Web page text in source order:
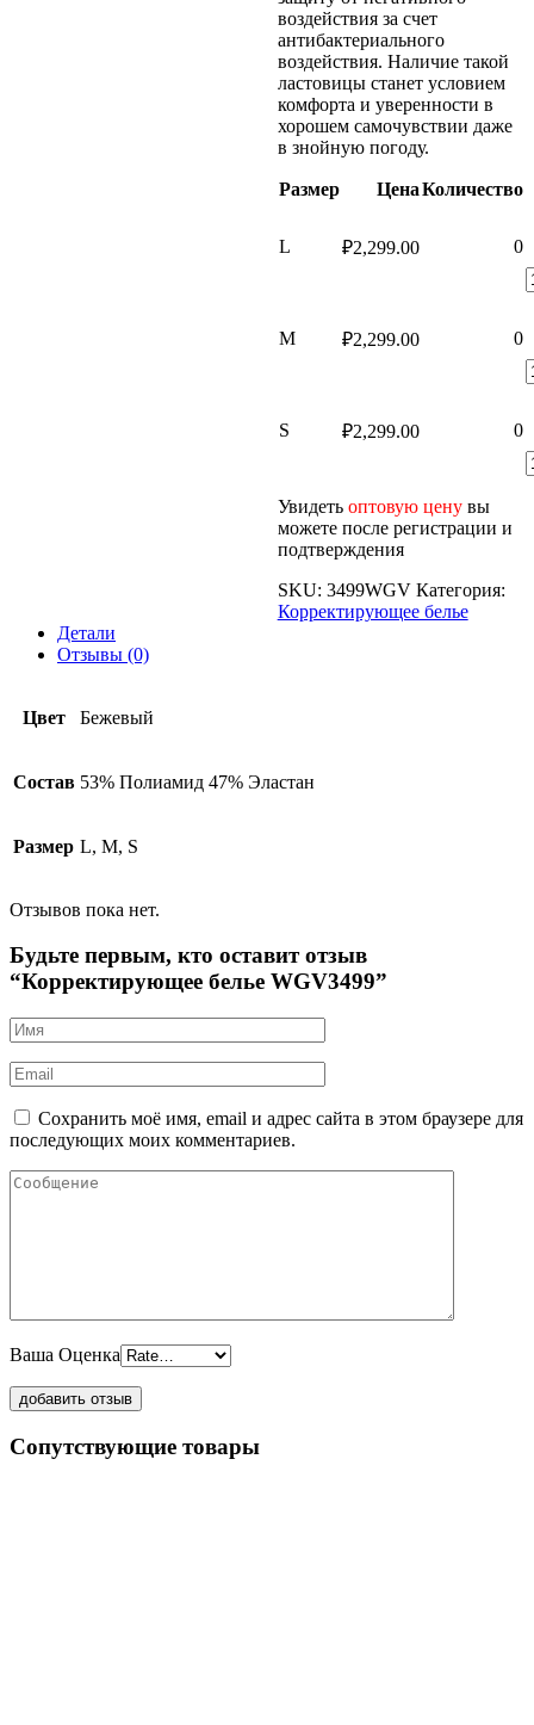
воздействия за счет
антибактериального
воздействия. Наличие такой
ластовицы станет условием
комфорта и уверенности в
хорошем самочувствии даже
в знойную погоду.
Размер ЦенаКоличество
L ₽2,299.00 0
M ₽2,299.00 0
S ₽2,299.00 0
Увидеть оптовую ценувы
можете после регистрации и
подтверждения
SKU: 3499WGV Категория:
Корректирующее белье
Детали
Отзывы (0)
Цвет Бежевый
Состав 53% Полиамид 47% Эластан
Размер L, M, S
Отзывов пока нет.
Будьте первым, кто оставит отзыв
“Корректирующее белье WGV3499”
Сохранить моё имя, email и адрес сайта в этом браузере для
последующих моих комментариев.
Ваша Оценка
Сопутствующие товары